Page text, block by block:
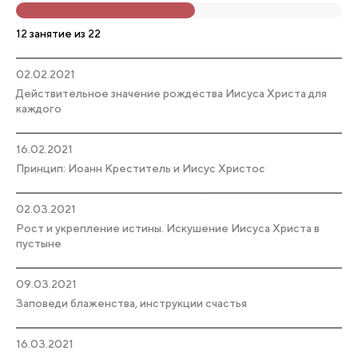
12 занятие из 22
02.02.2021
Действительное значение рождества Иисуса Христа для
каждого
16.02.2021
Принцип: Иоанн Креститель и Иисус Христос
02.03.2021
Рост и укрепление истины. Искушение Иисуса Христа в
пустыне
09.03.2021
Заповеди блаженства, инструкции счастья
16.03.2021